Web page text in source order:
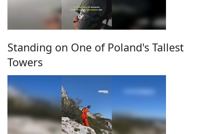
Standing on One of Poland's Tallest
Towers